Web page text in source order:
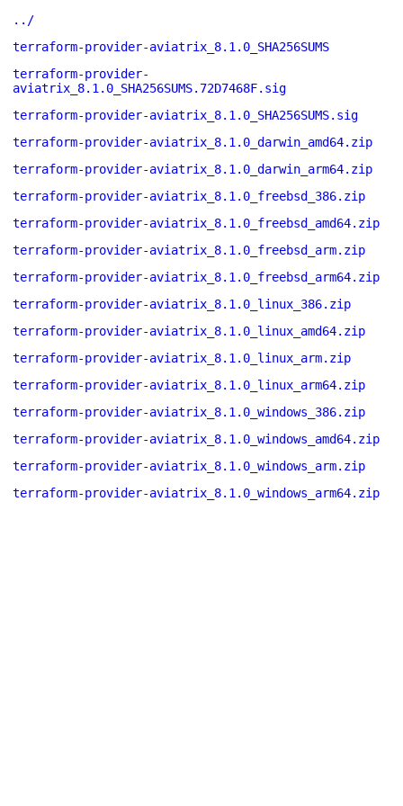
../
terraform-provider-aviatrix_8.1.0_SHA256SUMS
terraform-provider-
aviatrix_8.1.0_SHA256SUMS.72D7468F.sig
terraform-provider-aviatrix_8.1.0_SHA256SUMS.sig
terraform-provider-aviatrix_8.1.0_darwin_amd64.zip
terraform-provider-aviatrix_8.1.0_darwin_arm64.zip
terraform-provider-aviatrix_8.1.0_freebsd_386.zip
terraform-provider-aviatrix_8.1.0_freebsd_amd64.zip
terraform-provider-aviatrix_8.1.0_freebsd_arm.zip
terraform-provider-aviatrix_8.1.0_freebsd_arm64.zip
terraform-provider-aviatrix_8.1.0_linux_386.zip
terraform-provider-aviatrix_8.1.0_linux_amd64.zip
terraform-provider-aviatrix_8.1.0_linux_arm.zip
terraform-provider-aviatrix_8.1.0_linux_arm64.zip
terraform-provider-aviatrix_8.1.0_windows_386.zip
terraform-provider-aviatrix_8.1.0_windows_amd64.zip
terraform-provider-aviatrix_8.1.0_windows_arm.zip
terraform-provider-aviatrix_8.1.0_windows_arm64.zip